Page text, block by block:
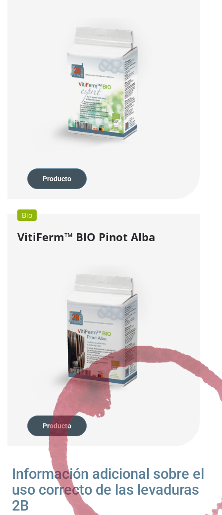
Producto
Bio
VitiFerm™ BIO Pinot Alba
Producto
Información adicional sobre el
uso correcto de las levaduras
2B